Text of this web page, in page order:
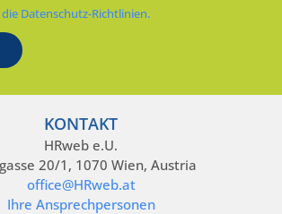
Datenschutz-Richtlinien.
KONTAKT
HRweb e.U.
20/1, 1070 Wien, Austria
office@HRweb.at
Ihre Ansprechpersonen